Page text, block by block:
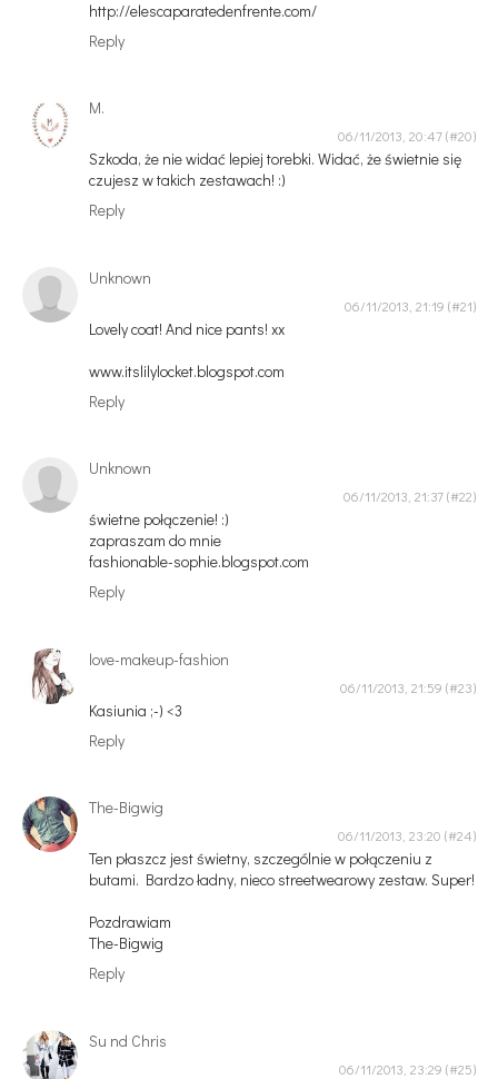
http://elescaparatedenfrente.com/
Reply
M.
06/11/2013, 20:47
Szkoda, że nie widać lepiej torebki. Widać, że świetnie się
czujesz w takich zestawach! :)
Reply
Unknown
06/11/2013, 21:19
Lovely coat! And nice pants! xx
www.itslilylocket.blogspot.com
Reply
Unknown
06/11/2013, 21:37
świetne połączenie! :)
zapraszam do mnie
fashionable-sophie.blogspot.com
Reply
love-makeup-fashion
06/11/2013, 21:59
Kasiunia ;-) <3
Reply
The-Bigwig
06/11/2013, 23:20
Ten płaszcz jest świetny, szczególnie w połączeniu z
butami. Bardzo ładny, nieco streetwearowy zestaw. Super!
Pozdrawiam
The-Bigwig
Reply
Su nd Chris
06/11/2013, 23:29